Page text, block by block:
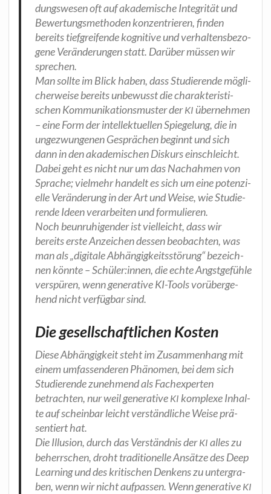
dungs­we­sen oft auf aka­de­mi­sche Inte­gri­tät und
Bewer­tungs­me­tho­den kon­zen­trie­ren, fin­den
bereits tief­grei­fen­de kogni­ti­ve und ver­hal­tens­be­zo­
ge­ne Ver­än­de­run­gen statt. Dar­über müs­sen wir
sprechen.
Man soll­te im Blick haben, dass Stu­die­ren­de mög­li­
cher­wei­se bereits unbe­wusst die cha­rak­te­ris­ti­
schen Kom­mu­ni­ka­ti­ons­mus­ter derKI über­neh­men
– eine Form der intel­lek­tu­el­len Spie­ge­lung, die in
unge­zwun­ge­nen Gesprä­chen beginnt und sich
dann in den aka­de­mi­schen Dis­kurs ein­schleicht.
Dabei geht es nicht nur um das Nach­ah­men von
Spra­che; viel­mehr han­delt es sich um eine poten­zi­
el­le Ver­än­de­rung in der Art und Wei­se, wie Stu­die­
ren­de Ideen ver­ar­bei­ten und formulieren.
Noch beun­ru­hi­gen­der ist viel­leicht, dass wir
bereits ers­te Anzei­chen des­sen beob­ach­ten, was
man als „digi­ta­le Abhän­gig­keits­stö­rung“ bezeich­
nen könn­te – Schüler:innen, die ech­te Angst­ge­füh­le
ver­spü­ren, wenn gene­ra­ti­ve KI-Tools vor­über­ge­
hend nicht ver­füg­bar sind.
Die gesellschaftlichen Kosten
Die­se Abhän­gig­keit steht im Zusam­men­hang mit
einem umfas­sen­de­ren Phä­no­men, bei dem sich
Stu­die­ren­de zuneh­mend als Fach­ex­per­ten
betrach­ten, nur weil gene­ra­ti­ve KI kom­ple­xe Inhal­
te auf schein­bar leicht ver­ständ­li­che Wei­se prä­
sen­tiert hat.
Die Illu­si­on, durch das Ver­ständ­nis derKI alles zu
beherr­schen, droht tra­di­tio­nel­le Ansät­ze des Deep
Lear­ning und des kri­ti­schen Den­kens zu unter­gra­
ben, wenn wir nicht auf­pas­sen. Wenn gene­ra­ti­ve KI